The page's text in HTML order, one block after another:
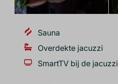
Sauna
Overdekte jacuzzi
SmartTV bij de jacuzzi